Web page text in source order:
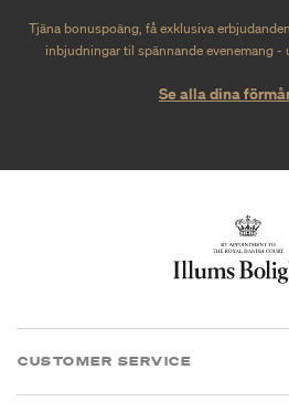
Tjäna bonuspoäng, få exklusiva
inbjudningar til spännande evenemang -
Se alla dina
CUSTOMER SERVICE